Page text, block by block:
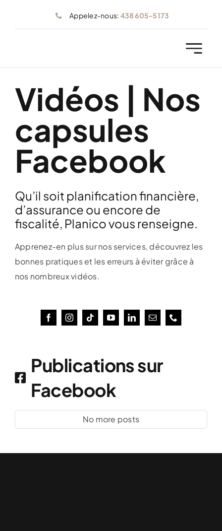
Appelez-nous: 438 605-5173
Vidéos | Nos
capsules
Facebook
Qu’il soit planification financière,
d’assurance ou encore de
fiscalité, Planico vous renseigne.
Apprenez-en plus sur nos services, découvrez les
bonnes pratiques et les erreurs à éviter grâce à
nos nombreux vidéos.
Publications sur
Facebook
No more posts